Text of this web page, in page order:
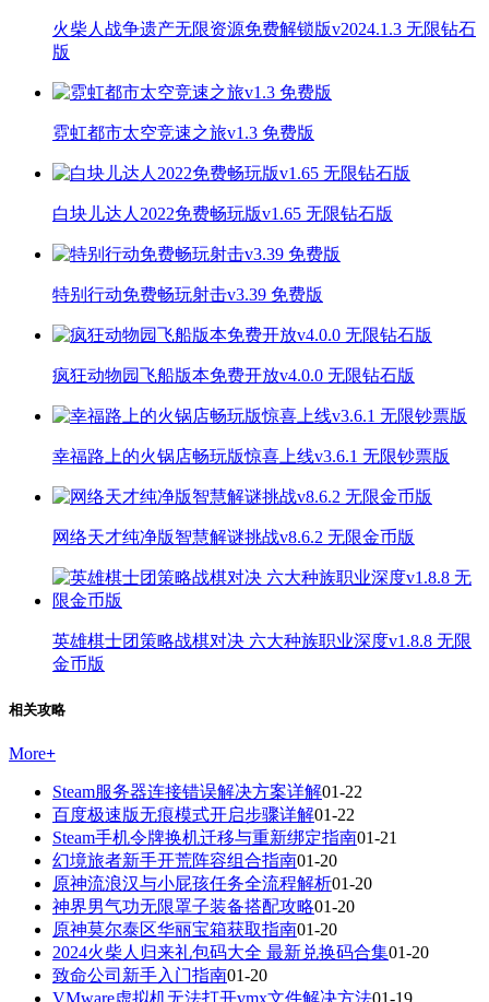
火柴人战争遗产无限资源免费解锁版v2024.1.3 无限钻石
版
霓虹都市太空竞速之旅v1.3 免费版
白块儿达人2022免费畅玩版v1.65 无限钻石版
特别行动免费畅玩射击v3.39 免费版
疯狂动物园飞船版本免费开放v4.0.0 无限钻石版
幸福路上的火锅店畅玩版惊喜上线v3.6.1 无限钞票版
网络天才纯净版智慧解谜挑战v8.6.2 无限金币版
英雄棋士团策略战棋对决 六大种族职业深度v1.8.8 无限
金币版
相关攻略
More+
Steam服务器连接错误解决方案详解01-22
百度极速版无痕模式开启步骤详解01-22
Steam手机令牌换机迁移与重新绑定指南01-21
幻境旅者新手开荒阵容组合指南01-20
原神流浪汉与小屁孩任务全流程解析01-20
神界男气功无限罩子装备搭配攻略01-20
原神莫尔泰区华丽宝箱获取指南01-20
2024火柴人归来礼包码大全 最新兑换码合集01-20
致命公司新手入门指南01-20
VMware虚拟机无法打开vmx文件解决方法01-19